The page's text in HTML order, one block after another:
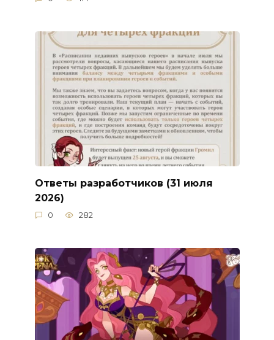
Ответы разработчиков (31 июля
2026)
0 282